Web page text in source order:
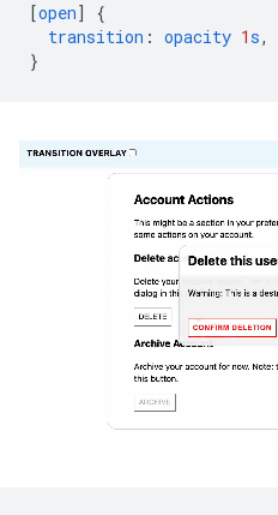
[open]
{
transition : opacity 1s,
}